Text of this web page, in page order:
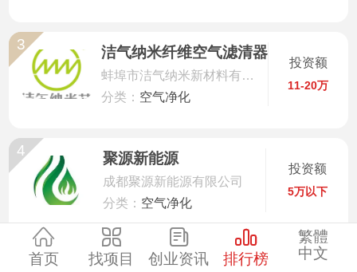
洁气纳米纤维空气滤清器
蚌埠市洁气纳米新材料有限公司
分类： 空气净化
投资额
11-20万
3
聚源新能源
成都聚源新能源有限公司
分类： 空气净化
投资额
5万以下
4
荃芬GRAFTON除甲醛
首页 找项目 创业资讯 排行榜
繁體
中文
零售
环保